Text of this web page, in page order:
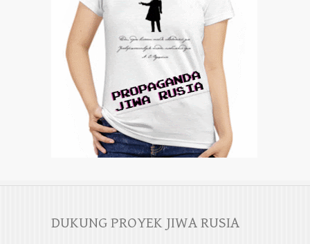
DUKUNG PROYEK JIWA RUSIA